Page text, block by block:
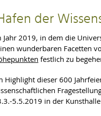
der
Jahr 2019, in dem die
wunderbaren Facetten
festlich zu
Highlight dieser 600
5.5.2019 in der